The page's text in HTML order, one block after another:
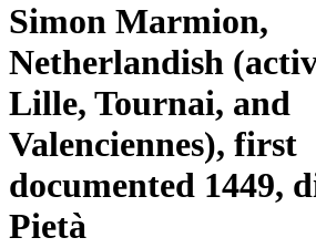
Simon Marmion,
Netherlandish
Lille, Tournai, and
Valenciennes), first
documented 1449,
Pietà